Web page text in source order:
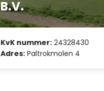
B.V.
KvK nummer: 24328430
Adres: Paltrokmolen 4